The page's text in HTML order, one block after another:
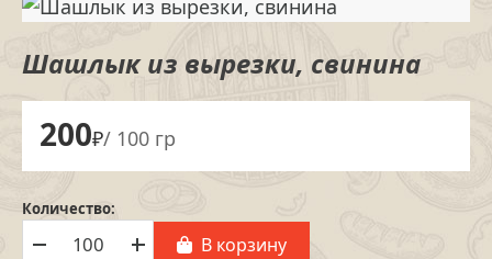
Шашлык из вырезки, свинина
200₽/ 100 гр
Количество:
В корзину